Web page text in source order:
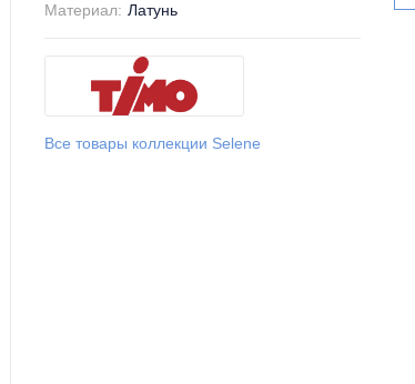
Материал: Латунь
Все товары коллекции Selene